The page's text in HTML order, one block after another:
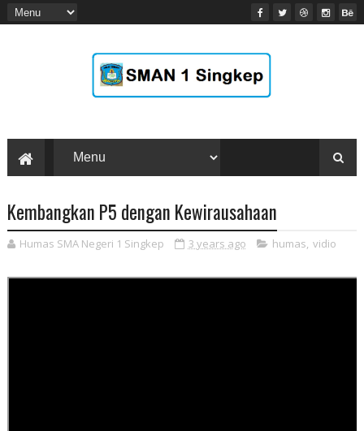
Kembangkan P5 dengan Kewirausahaan
Humas SMA Negeri 1 Singkep 3 years ago humas vidio